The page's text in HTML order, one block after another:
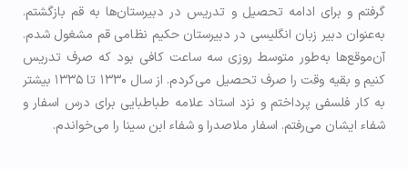
گرفتم و برای ادامه تحصیل و تدریس در دبیرستان‌ها به قم بازگشتم.
به‌عنوان دبیر زبان انگلیسی در دبیرستان حکیم نظامی قم مشغول شدم.
آن‌موقع‌ها به‌طور متوسط روزی سه ساعت کافی بود که صرف تدریس
کنیم و بقیه وقت را صرف تحصیل می‌کردم. از سال ۱۳۳۰ تا ۱۳۳۵ بیشتر
به کار فلسفی پرداختم و نزد استاد علامه طباطبایی برای درس اسفار و
شفاء ایشان می‌رفتم. اسفار ملاصدرا و شفاء ابن سینا را می‌خواندم.